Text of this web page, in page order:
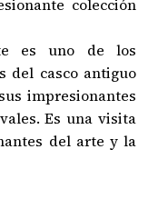
colección
es uno de los
del casco antiguo
impresionantes
Es una visita
del arte y la